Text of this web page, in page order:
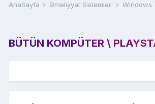
AnaSayfa Əməliyyat Sistemləri Windows
BÜTÜN KOMPÜTER \